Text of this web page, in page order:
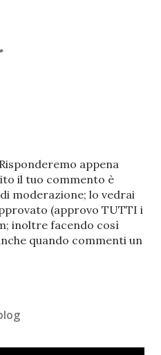
appena
il tuo commento è
moderazione; lo vedrai
(approvo TUTTI i
inoltre facendo così
quando commenti un